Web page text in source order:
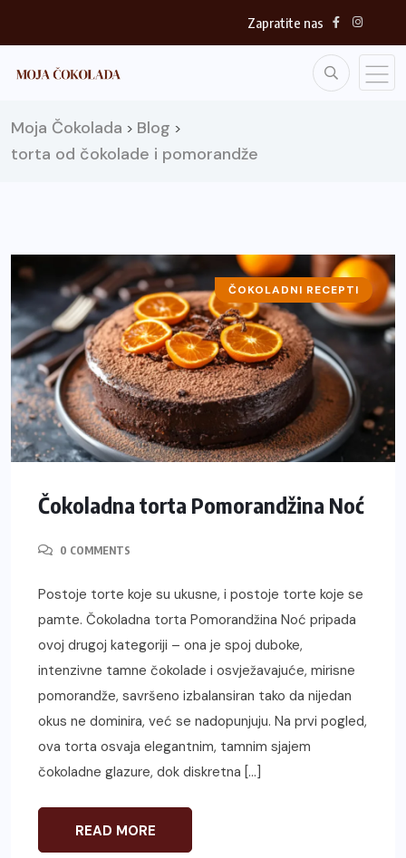
Zapratite nas
Moja Čokolada > Blog >
torta od čokolade i pomorandže
ČOKOLADNE TORTE
ČOKOLADNI RECEPTI
Čokoladna torta Pomorandžina Noć
0 COMMENTS
Postoje torte koje su ukusne, i postoje torte koje se
pamte. Čokoladna torta Pomorandžina Noć pripada
ovoj drugoj kategoriji – ona je spoj duboke,
intenzivne tamne čokolade i osvježavajuće, mirisne
pomorandže, savršeno izbalansiran tako da nijedan
okus ne dominira, već se nadopunjuju. Na prvi pogled,
ova torta osvaja elegantnim, tamnim sjajem
čokoladne glazure, dok diskretna […]
READ MORE